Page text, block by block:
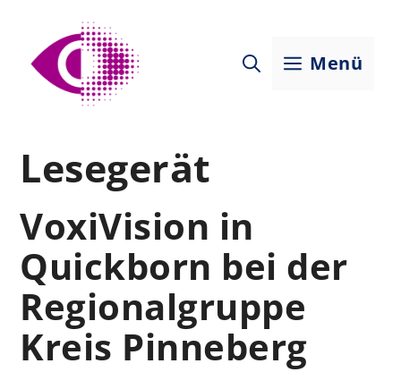
Inhalt
springen
Menü
Lesegerät
VoxiVision in
Quickborn bei der
Regionalgruppe
Kreis Pinneberg